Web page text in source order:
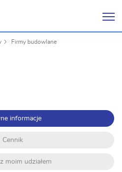
Firmy budowlane
informacje
Cennik
moim udziałem